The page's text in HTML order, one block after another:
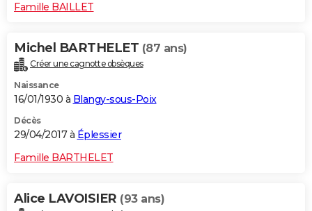
Famille BAILLET
Michel BARTHELET (87 ans)
Créer une cagnotte obsèques
Naissance
16/01/1930 à Blangy-sous-Poix
Décès
29/04/2017 à Éplessier
Famille BARTHELET
Alice LAVOISIER (93 ans)